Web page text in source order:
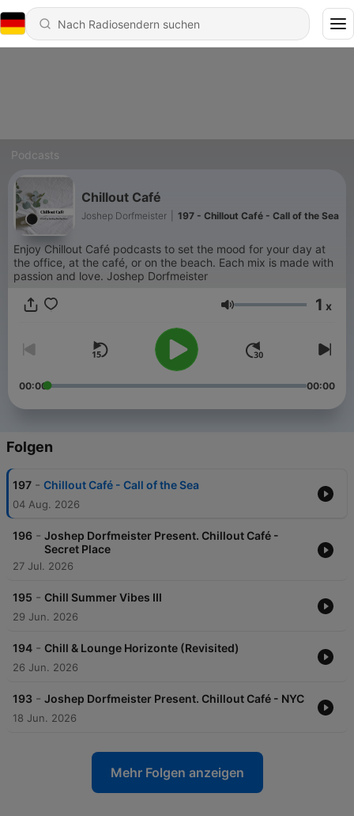
Podcasts
Chillout Café
Joshep Dorfmeister 197 - Chillout Café - Call of the Sea
Enjoy Chillout Café podcasts to set the mood for your day at
the office, at the café, or on the beach. Each mix is ​​made with
passion and love. Joshep Dorfmeister
Lautstärke 1 x
00:00 00:00
Folgen
197 - Chillout Café - Call of the Sea
04 Aug. 2026
196 - Joshep Dorfmeister Present. Chillout Café -
Secret Place
27 Jul. 2026
195 - Chill Summer Vibes III
29 Jun. 2026
194 - Chill & Lounge Horizonte (Revisited)
26 Jun. 2026
193 - Joshep Dorfmeister Present. Chillout Café - NYC
18 Jun. 2026
Mehr Folgen anzeigen